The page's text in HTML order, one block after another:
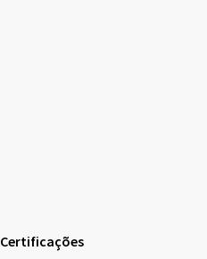
Certificações